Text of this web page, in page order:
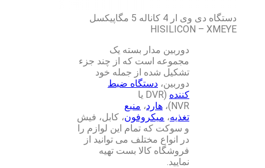
دستگاه دی وی ار 4 کاناله 5 مگاپیکسل
HISILICON – XMEYE
دوربین مدار بسته یک
مجموعه است که از چند جزء
تشکیل شده از جمله خود
دوربین، دستگاه ضبط
کننده
(DVR یا
NVR)،
هارد، منبع
تغذیه، میکروفون، کابل، فیش
و سوکت که تمام این لوازم را
در انواع مختلف می توانید از
فروشگاه کالا بست تهیه
نمایید.